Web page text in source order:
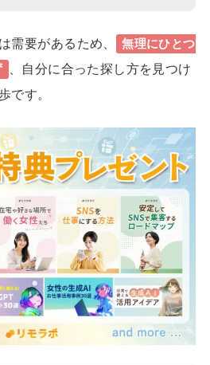
需要がある ため、
無理にひとつ
、自分に合った探し方を見つけ
です。